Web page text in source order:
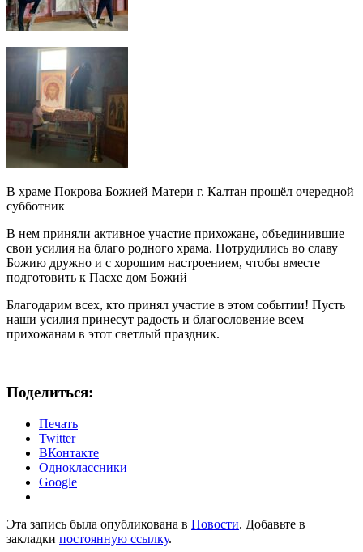
В храме Покрова Божией Матери г. Калтан прошёл очередной
субботник
В нем приняли активное участие прихожане, объединившие
свои усилия на благо родного храма. Потрудились во славу
Божию дружно и с хорошим настроением, чтобы вместе
подготовить к Пасхе дом Божий
Благодарим всех, кто принял участие в этом событии! Пусть
наши усилия принесут радость и благословение всем
прихожанам в этот светлый праздник.
Поделиться:
Печать
Twitter
ВКонтакте
Одноклассники
Google
Эта запись была опубликована в Новости. Добавьте в
закладки постоянную ссылку.